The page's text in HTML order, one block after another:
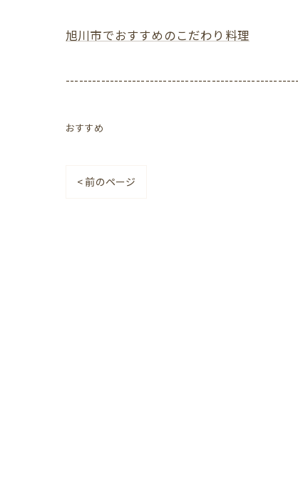
旭川市でおすすめのこだわり料理
おすすめ
< 前のページ